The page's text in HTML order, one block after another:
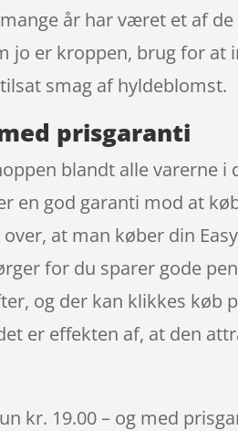
år har været et af
er kroppen, brug for at
smag af hyldeblomst.
prisgaranti
blandt alle varerne
en god garanti mod at
at man køber din
for du sparer gode
og der kan klikkes køb
er effekten af, at den
kr. 19.00 – og med